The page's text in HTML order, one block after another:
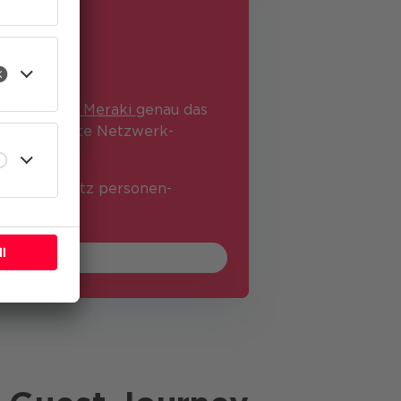
istCisco Meraki genau das
die gesamte Netzwerk­
Schutz personen­